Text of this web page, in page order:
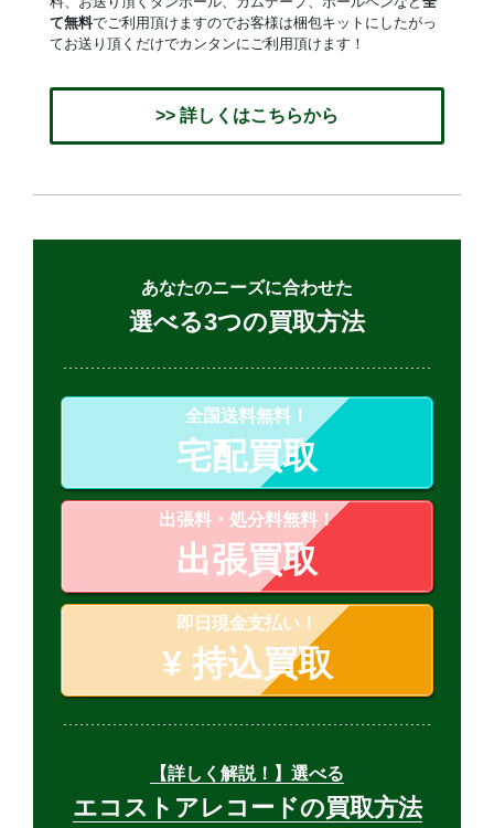
て無料でご利用頂けますのでお客様は梱包キットにしたがっ
てお送り頂くだけでカンタンにご利用頂けます！
>> 詳しくはこちらから
あなたのニーズに合わせた
選べる3つの買取方法
全国送料無料！
宅配買取
出張料・処分料無料！
出張買取
即日現金支払い！
¥持込買取
【詳しく解説！】選べる
エコストアレコードの買取方法